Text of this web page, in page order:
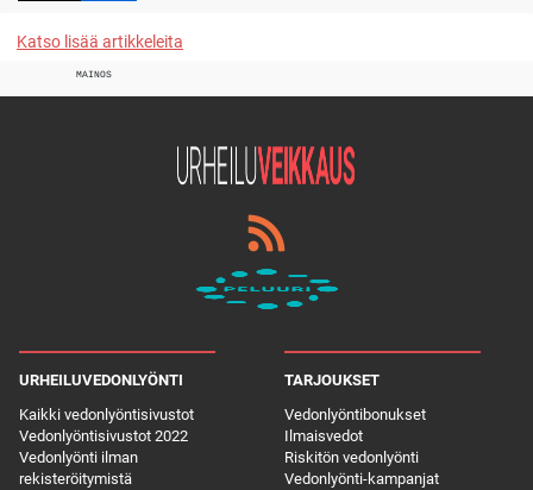
Katso lisää artikkeleita
MAINOS
URHEILUVEDONLYÖNTI
Kaikki vedonlyöntisivustot
Vedonlyöntisivustot 2022
Vedonlyönti ilman
rekisteröitymistä
TARJOUKSET
Vedonlyöntibonukset
Ilmaisvedot
Riskitön vedonlyönti
Vedonlyönti-kampanjat